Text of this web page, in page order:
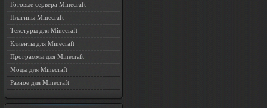
Готовые сервера Minecraft
Плагины Minecraft
Текстуры для Minecraft
Клиенты для Minecraft
Программы для Minecraft
Моды для Minecraft
Разное для Minecraft